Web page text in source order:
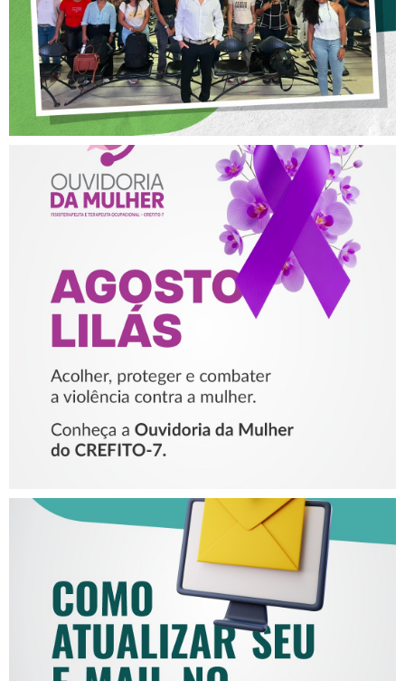
AGOSTO LILÁS – ACOLHER,
PROTEGER E COMBATER A
VIOLÊNCIA CONTRA A
MULHER
COMO ATUALIZAR SEU E-
MAIL NO CREFITO-7